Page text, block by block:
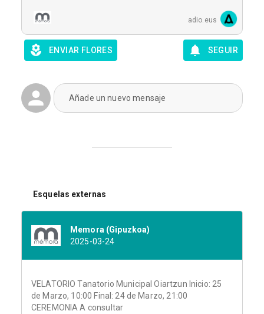
adio.eus
ENVIAR FLORES SEGUIR
Añade un nuevo mensaje
Esquelas externas
Memora (Gipuzkoa)
2025-03-24
VELATORIO Tanatorio Municipal Oiartzun Inicio: 25
de Marzo, 10:00 Final: 24 de Marzo, 21:00
CEREMONIA A consultar